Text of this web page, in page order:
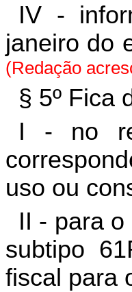
IV -
janeiro do
(Redação
§ 5º Fica
I - no
uso ou
II - para
subtipo
fiscal para